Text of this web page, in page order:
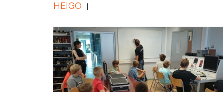
HEIGO